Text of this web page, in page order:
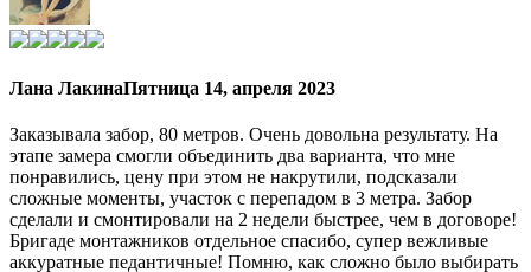
Лана ЛакинаПятница 14, апреля 2023
Заказывала забор, 80 метров. Очень довольна результату. На
этапе замера смогли объединить два варианта, что мне
понравились, цену при этом не накрутили, подсказали
сложные моменты, участок с перепадом в 3 метра. Забор
сделали и смонтировали на 2 недели быстрее, чем в договоре!
Бригаде монтажников отдельное спасибо, супер вежливые
аккуратные педантичные! Помню, как сложно было выбирать